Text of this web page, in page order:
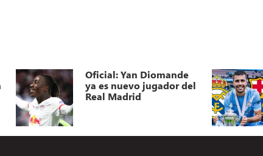
Oficial: Yan Diomande
ya es nuevo jugador del
Real Madrid